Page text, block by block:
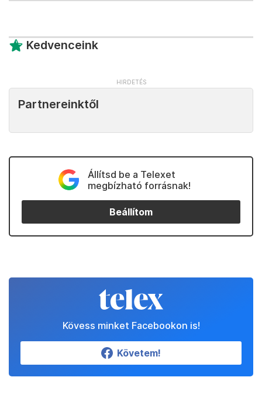
Kedvenceink
Partnereinktől
Állítsd be a Telexet
megbízható forrásnak!
Beállítom
Kövess minket Facebookon is!
Követem!